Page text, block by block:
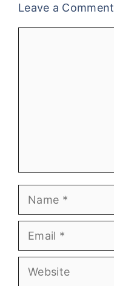
Leave a Comment
Name
Email
Website